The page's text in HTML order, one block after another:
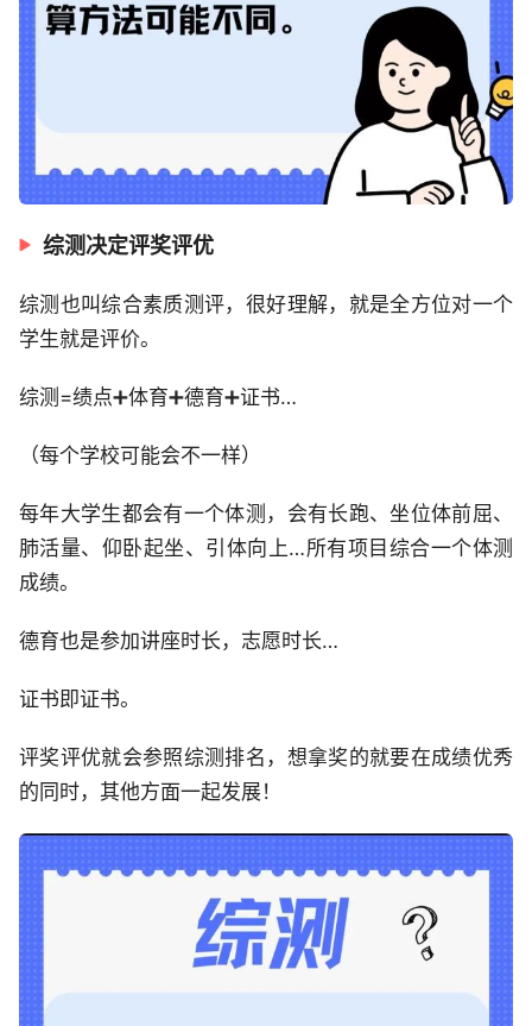
综测决定评奖评优
综测也叫综合素质测评，很好理解，就是全方位对一个
学生就是评价。
综测=绩点➕体育➕德育➕证书…
（每个学校可能会不一样）
每年大学生都会有一个体测，会有长跑、坐位体前屈、
肺活量、仰卧起坐、引体向上…所有项目综合一个体测
成绩。
德育也是参加讲座时长，志愿时长…
证书即证书。
评奖评优就会参照综测排名，想拿奖的就要在成绩优秀
的同时，其他方面一起发展！